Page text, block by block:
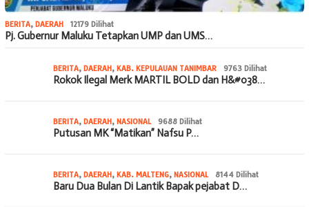
BERITA, DAERAH 12179 Dilihat
Pj. Gubernur Maluku Tetapkan UMP dan UMS…
BERITA, DAERAH, KAB. KEPULAUAN TANIMBAR 9763 Dilihat
Rokok Ilegal Merk MARTIL BOLD dan H&#038…
BERITA, DAERAH, NASIONAL 9688 Dilihat
Putusan MK “Matikan” Nafsu P…
BERITA, DAERAH, KAB. MALTENG, NASIONAL 8144 Dilihat
Baru Dua Bulan Di Lantik Bapak pejabat D…